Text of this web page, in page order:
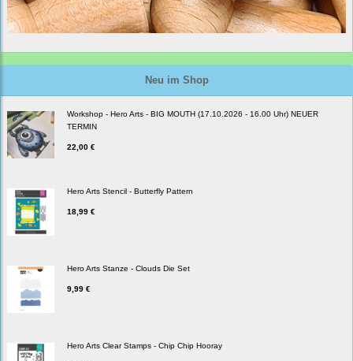
Neu im Shop
Workshop - Hero Arts - BIG MOUTH (17.10.2026 - 16.00 Uhr) NEUER
TERMIN
22,00 €
Hero Arts Stencil - Butterfly Pattern
18,99 €
Hero Arts Stanze - Clouds Die Set
9,99 €
Hero Arts Clear Stamps - Chip Chip Hooray